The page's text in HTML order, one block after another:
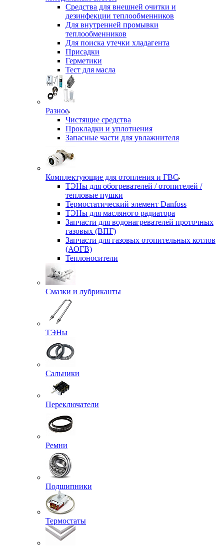
Средства для внешней очитки и
дезинфекции теплообменников
Для внутренней промывки
теплообменников
Для поиска утечки хладагента
Присадки
Герметики
Тест для масла
Разное
Чистящие средства
Прокладки и уплотнения
Запасные части для увлажнителя
Комплектующие для отопления и ГВС
ТЭНы для обогревателей / отопителей /
тепловые пушки
Термостатический элемент Danfoss
ТЭНы для масляного радиатора
Запчасти для водонагревателей проточных
газовых (ВПГ)
Запчасти для газовых отопительных котлов
(АОГВ)
Теплоносители
Смазки и лубриканты
ТЭНы
Сальники
Переключатели
Ремни
Подшипники
Термостаты